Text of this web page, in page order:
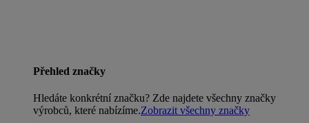
Přehled značky
Hledáte konkrétní značku? Zde najdete všechny značky
výrobců, které nabízíme.Zobrazit všechny značky